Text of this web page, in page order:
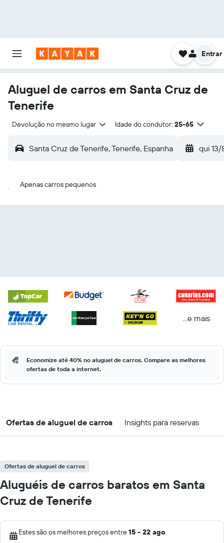
Entrar
Aluguel de carros em Santa Cruz de
Tenerife
Devolução no mesmo lugar Idade do condutor: 25-65
Santa Cruz de Tenerife, Tenerife, Espanha qui 13/
Apenas carros pequenos
...e mais
Economize até 40% no aluguel de carros. Compare as melhores
ofertas de toda a internet.
Ofertas de aluguel de carros Insights para reservas
Ofertas de aluguel de carros
Aluguéis de carros baratos em Santa
Cruz de Tenerife
Estes são os melhores preços entre15 - 22 ago.